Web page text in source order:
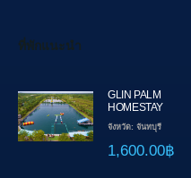
ที่พักแนะนำ
GLIN PALM
HOMESTAY
จังหวัด: จันทบุรี
1,600.00฿